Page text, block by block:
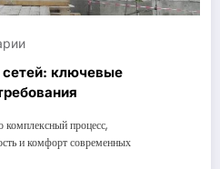
ключевые
процесс,
и комфорт современных